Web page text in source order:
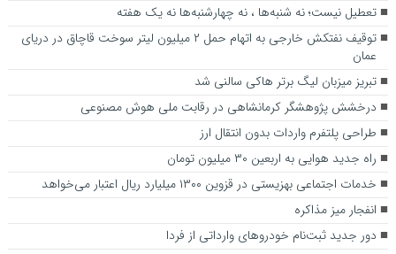
تعطیل نیست؛ نه شنبه‌ها ، نه چهارشنبه‌ها نه یک هفته
توقیف نفتکش خارجی به اتهام حمل ۲ میلیون لیتر سوخت قاچاق در دریای
عمان
تبریز میزبان لیگ برتر هاکی سالنی شد
درخشش پژوهشگر کرمانشاهی در رقابت ملی هوش مصنوعی
طراحی پلتفرم واردات بدون انتقال ارز
راه جدید هوایی به اربعین ۳۰ میلیون تومان
خدمات اجتماعی بهزیستی در قزوین ۱۳۰۰ میلیارد ریال اعتبار می‌خواهد
انفجار میز مذاکره
دور جدید ثبت‌نام خودروهای وارداتی از فردا